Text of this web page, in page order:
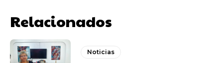
Relacionados
Noticias